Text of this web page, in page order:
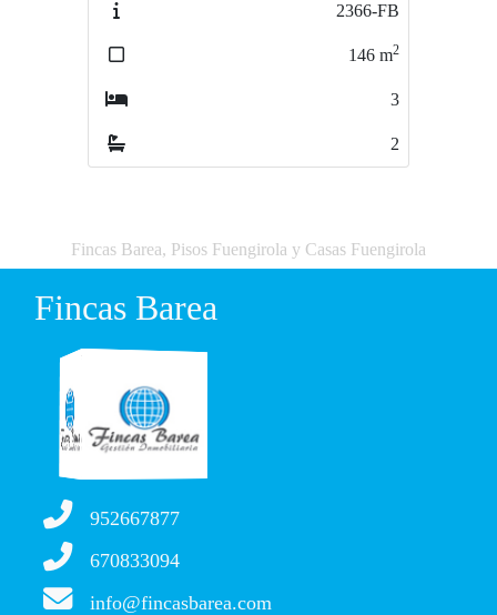
2366-FB
146 m2
3
2
Fincas Barea, Pisos Fuengirola y Casas Fuengirola
Fincas Barea
952667877
670833094
info@fincasbarea.com